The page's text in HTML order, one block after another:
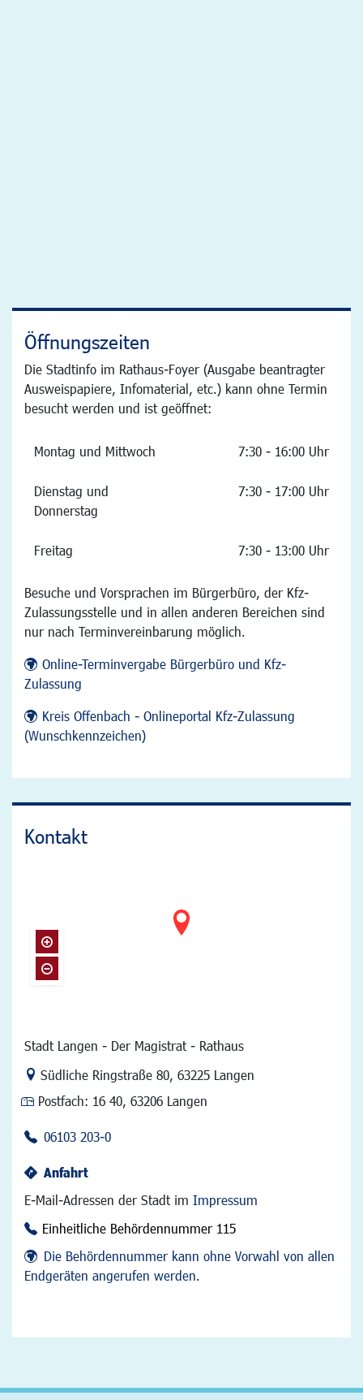
Öffnungszeiten
Die Stadtinfo im Rathaus-Foyer (Ausgabe beantragter
Ausweispapiere, Infomaterial, etc.) kann ohne Termin
besucht werden und ist geöffnet:
Montag und Mittwoch 7:30 - 16:00 Uhr
Dienstag und
Donnerstag
7:30 - 17:00 Uhr
Freitag 7:30 - 13:00 Uhr
Besuche und Vorsprachen im Bürgerbüro, der Kfz-
Zulassungsstelle und in allen anderen Bereichen sind
nur nach Terminvereinbarung möglich.
Online-Terminvergabe Bürgerbüro und Kfz-
Zulassung
Kreis Offenbach - Onlineportal Kfz-Zulassung
(Wunschkennzeichen)
Kontakt
Stadt Langen - Der Magistrat - Rathaus
Link zur Google-Maps Navigation
Südliche Ringstraße 80, 63225 Langen
Postfach: 16 40, 63206 Langen
06103 203-0
Anfahrt
E-Mail-Adressen der Stadt im Impressum
Einheitliche Behördennummer 115
Die Behördennummer kann ohne Vorwahl von allen
Endgeräten angerufen werden.